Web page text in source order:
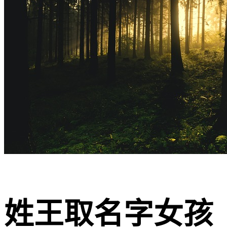
姓王取名字女孩